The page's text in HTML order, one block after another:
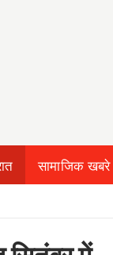
सामाजिक खबरे